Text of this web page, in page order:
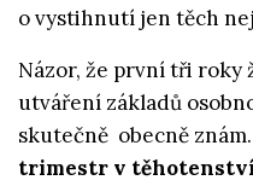
o vystihnutí jen těch
Názor, že první tři roky
utváření základů
skutečně obecně znám.
trimestr v